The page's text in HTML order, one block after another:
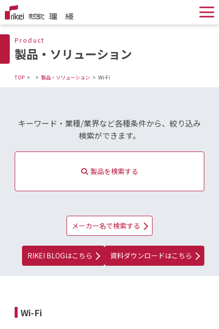
Product
製品・ソリューション
TOP 製品・ソリューション Wi-Fi
キーワード・業種/業界など各種条件から、絞り込み
検索ができます。
製品を検索する
メーカー名で検索する
RIKEI BLOGはこちら 資料ダウンロードはこちら
Wi-Fi